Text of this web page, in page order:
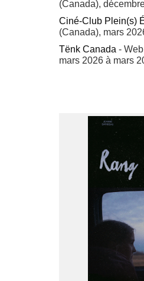
(Canada),
Ciné-Club Plein(s)
(Canada), mars
Tënk Canada -
mars 2026 à mars